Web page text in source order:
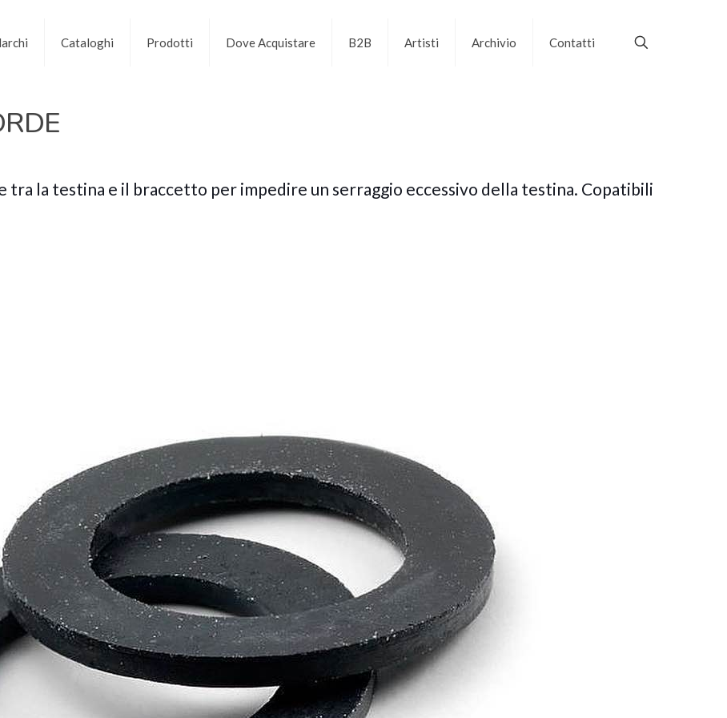
Cataloghi Prodotti Dove Acquistare B2B Artisti Archivio Contatti
tra la testina e il braccetto per impedire un serraggio eccessivo della testina. Copatibili